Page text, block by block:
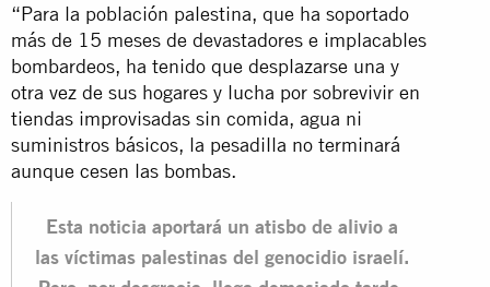
“Para la población palestina, que ha soportado
más de 15 meses de devastadores e implacables
bombardeos, ha tenido que desplazarse una y
otra vez de sus hogares y lucha por sobrevivir en
tiendas improvisadas sin comida, agua ni
suministros básicos, la pesadilla no terminará
aunque cesen las bombas.
Esta noticia aportará un atisbo de alivio a
las víctimas palestinas del genocidio israelí.